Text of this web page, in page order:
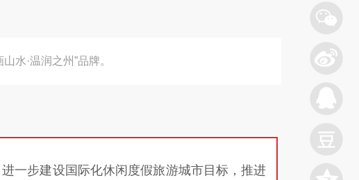
水·温润之州”品牌。
步建设国际化休闲度假旅游城市目标，推进